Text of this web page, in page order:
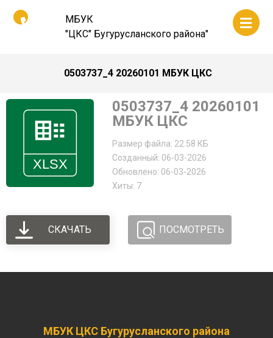
МБУК
"ЦКС" Бугурусланского района"
0503737_4 20260101 МБУК ЦКС
0503737_4 20260101
МБУК ЦКС
Размер файла: 22.58 КБ
Созданный: 06-03-2026
Обновлено: 06-03-2026
Хиты: 7
СКАЧАТЬ ПОСМОТРЕТЬ
МБУК ЦКС Бугурусланского района